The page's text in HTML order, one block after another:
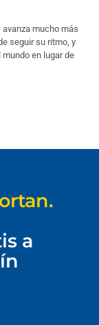
mucho más
seguir su ritmo, y
en lugar de
a